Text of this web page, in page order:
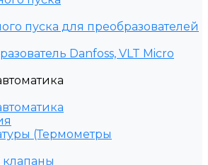
пуска для преобразователей
Danfoss, VLT Micro
(Термометры